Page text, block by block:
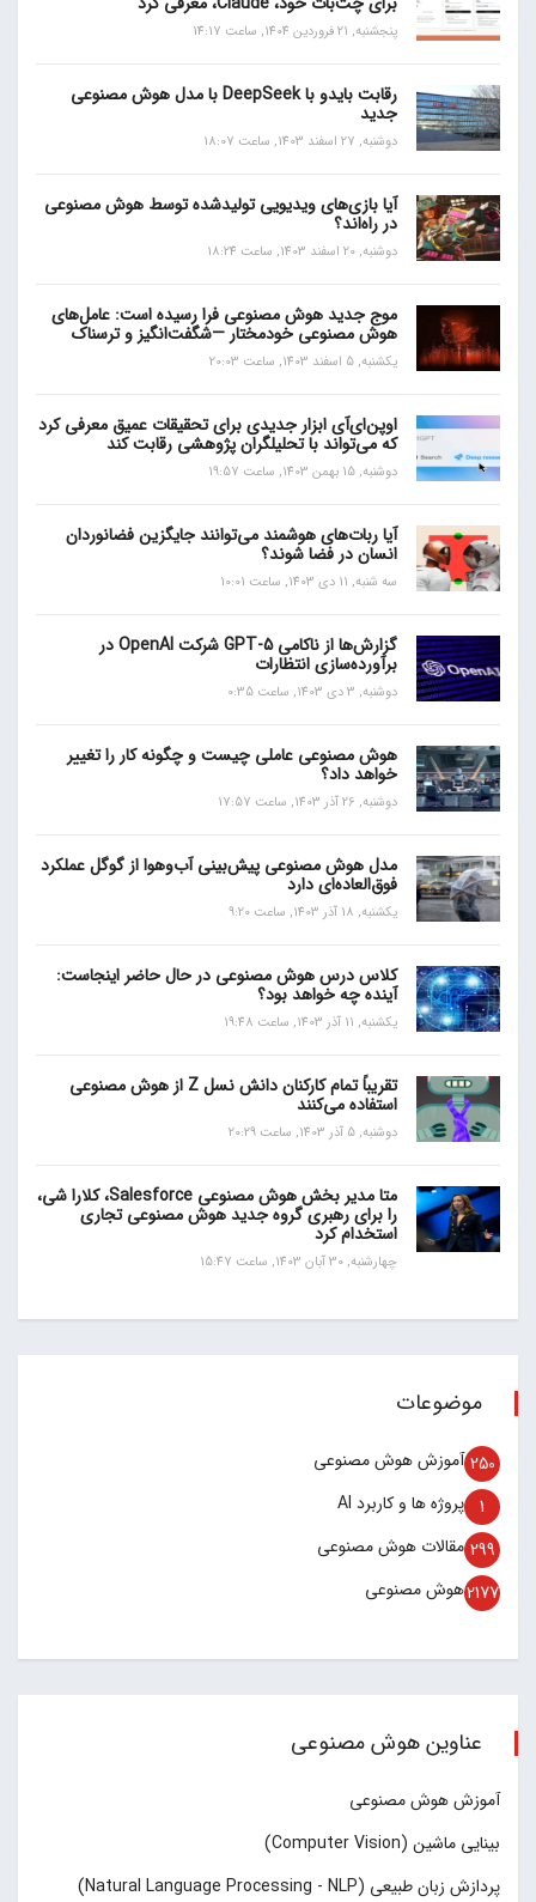
پنجشنبه, 21 فروردین 1404, ساعت 14:17
رقابت بایدو با DeepSeek با مدل هوش مصنوعی
جدید
دوشنبه, 27 اسفند 1403, ساعت 18:07
آیا بازی‌های ویدیویی تولیدشده توسط هوش مصنوعی
در راه‌اند؟
دوشنبه, 20 اسفند 1403, ساعت 18:24
موج جدید هوش مصنوعی فرا رسیده است: عامل‌های
هوش مصنوعی خودمختار —شگفت‌انگیز و ترسناک
یکشنبه, 5 اسفند 1403, ساعت 20:03
اوپن‌ای‌آی ابزار جدیدی برای تحقیقات عمیق معرفی کرد
که می‌تواند با تحلیلگران پژوهشی رقابت کند
دوشنبه, 15 بهمن 1403, ساعت 19:57
آیا ربات‌های هوشمند می‌توانند جایگزین فضانوردان
انسان در فضا شوند؟
سه شنبه, 11 دی 1403, ساعت 10:01
گزارش‌ها از ناکامی GPT-5 شرکت OpenAI در
برآورده‌سازی انتظارات
دوشنبه, 3 دی 1403, ساعت 0:35
هوش مصنوعی عاملی چیست و چگونه کار را تغییر
خواهد داد؟
دوشنبه, 26 آذر 1403, ساعت 17:57
مدل هوش مصنوعی پیش‌بینی آب‌و‌هوا از گوگل عملکرد
فوق‌العاده‌ای دارد
یکشنبه, 18 آذر 1403, ساعت 9:20
کلاس درس هوش مصنوعی در حال حاضر اینجاست:
آینده چه خواهد بود؟
یکشنبه, 11 آذر 1403, ساعت 19:48
تقریباً تمام کارکنان دانش نسل Z از هوش مصنوعی
استفاده می‌کنند
دوشنبه, 5 آذر 1403, ساعت 20:29
متا مدیر بخش هوش مصنوعی Salesforce، کلارا شی،
را برای رهبری گروه جدید هوش مصنوعی تجاری
استخدام کرد
چهارشنبه, 30 آبان 1403, ساعت 15:47
موضوعات
آموزش هوش مصنوعی 250
پروژه ها و کاربرد AI 1
مقالات هوش مصنوعی 299
هوش مصنوعی2177
عناوین هوش مصنوعی
آموزش هوش مصنوعی
بینایی ماشین (Computer Vision)
پردازش زبان طبیعی (Natural Language Processing - NLP)